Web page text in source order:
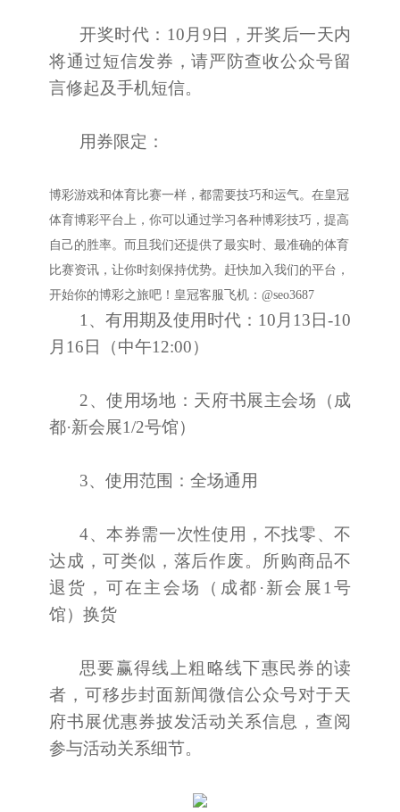
开奖时代：10月9日，开奖后一天内
将通过短信发券，请严防查收公众号留
言修起及手机短信。
用券限定：
博彩游戏和体育比赛一样，都需要技巧和运气。在皇冠
体育博彩平台上，你可以通过学习各种博彩技巧，提高
自己的胜率。而且我们还提供了最实时、最准确的体育
比赛资讯，让你时刻保持优势。赶快加入我们的平台，
开始你的博彩之旅吧！皇冠客服飞机：@seo3687
1、有用期及使用时代：10月13日-10
月16日（中午12:00）
2、使用场地：天府书展主会场（成
都·新会展1/2号馆）
3、使用范围：全场通用
4、本券需一次性使用，不找零、不
达成，可类似，落后作废。所购商品不
退货，可在主会场（成都·新会展1号
馆）换货
思要赢得线上粗略线下惠民券的读
者，可移步封面新闻微信公众号对于天
府书展优惠券披发活动关系信息，查阅
参与活动关系细节。